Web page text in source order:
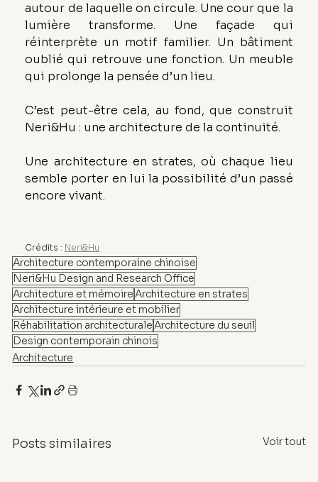
autour de laquelle on circule. Une cour que la
lumière transforme. Une façade qui
réinterprète un motif familier. Un bâtiment
oublié qui retrouve une fonction. Un meuble
qui prolonge la pensée d’un lieu.
C’est peut-être cela, au fond, que construit
Neri&Hu : une architecture de la continuité.
Une architecture en strates, où chaque lieu
semble porter en lui la possibilité d’un passé
encore vivant.
Crédits : Neri&Hu
Architecture contemporaine chinoise
Neri&Hu Design and Research Office
Architecture et mémoireArchitecture en strates
Architecture intérieure et mobilier
Réhabilitation architecturaleArchitecture du seuil
Design contemporain chinois
Architecture
Posts similaires Voir tout